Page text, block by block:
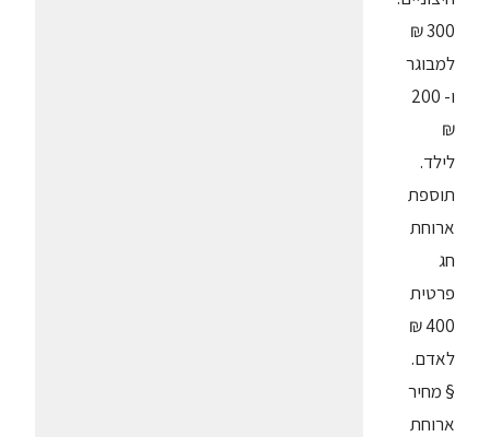
300 ₪
למבוגר
ו- 200
₪
לילד.
תוספת
ארוחת
חג
פרטית
400 ₪
לאדם.
§ מחיר
ארוחת